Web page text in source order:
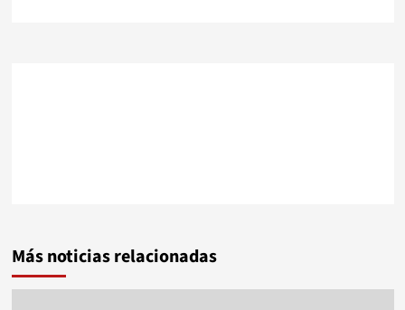
Más noticias relacionadas